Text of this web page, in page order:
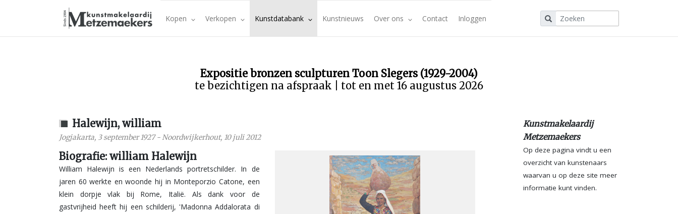
Kopen Verkopen Kunstdatabank Kunstnieuws Over ons Contact Inloggen
Expositie bronzen sculpturen Toon Slegers (1929-2004)
te bezichtigen na afspraak | tot en met 16 augustus 2026
Kunstmakelaardij
Metzemaekers
Op deze pagina vindt u een
overzicht van kunstenaars
waarvan u op deze site meer
informatie kunt vinden.
Halewijn, william
Jogjakarta, 3 september 1927-Noordwijkerhout, 10 juli 2012
Biografie: william Halewijn
William Halewijn is een Nederlands portretschilder. In de
jaren 60 werkte en woonde hij in Monteporzio Catone, een
klein dorpje vlak bij Rome, Italië. Als dank voor de
gastvrijheid heeft hij een schilderij, 'Madonna Addalorata di